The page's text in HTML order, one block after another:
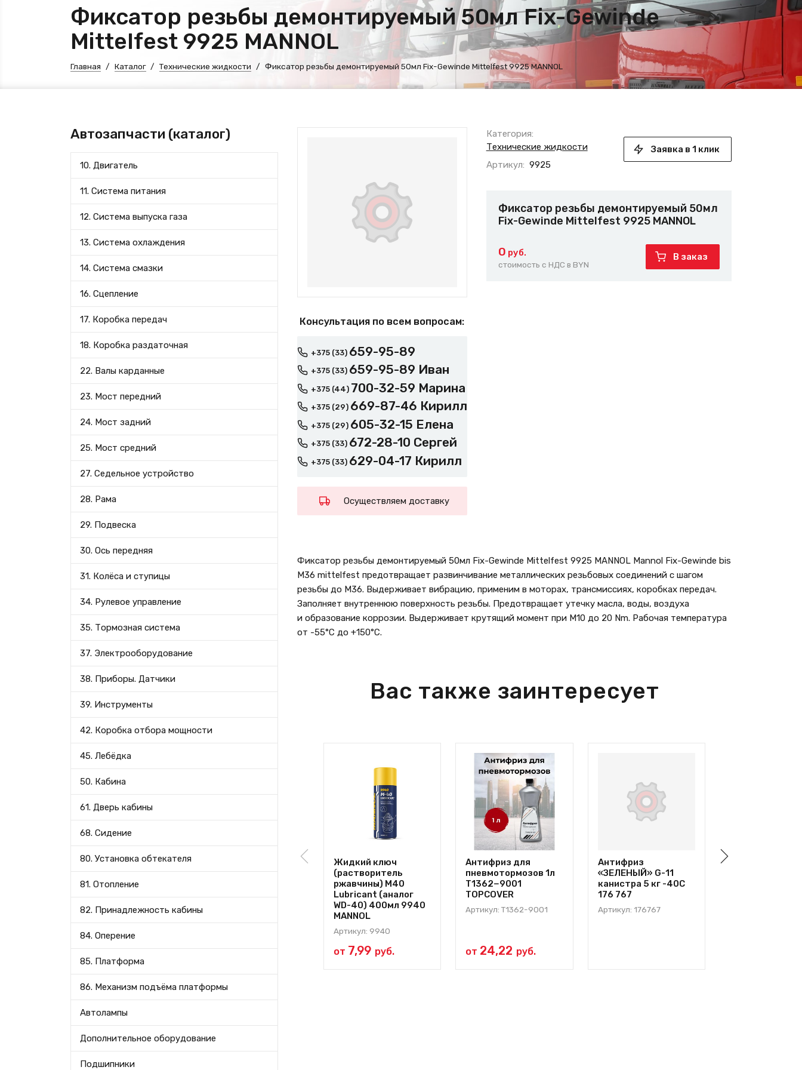
Фиксатор резьбы демонтируемый 50мл Fix-Gewinde
Mittelfest 9925 MANNOL
Главная Каталог Технические жидкости Фиксатор резьбы демонтируемый 50мл Fix-Gewinde Mittelfest 9925 MANNOL
Автозапчасти (каталог)
10. Двигатель
11. Система питания
12. Система выпуска газа
13. Система охлаждения
14. Система смазки
16. Сцепление
17. Коробка передач
18. Коробка раздаточная
22. Валы карданные
23. Мост передний
24. Мост задний
25. Мост средний
27. Седельное устройство
28. Рама
29. Подвеска
30. Ось передняя
31. Колёса и ступицы
34. Рулевое управление
35. Тормозная система
37. Электрооборудование
38. Приборы. Датчики
39. Инструменты
42. Коробка отбора мощности
45. Лебёдка
50. Кабина
61. Дверь кабины
68. Сидение
80. Установка обтекателя
81. Отопление
82. Принадлежность кабины
84. Оперение
85. Платформа
86. Механизм подъёма платформы
Автолампы
Дополнительное оборудование
Подшипники
Консультация по всем вопросам:
+375 (33) 659-95-89
+375 (33) 659-95-89 Иван
+375 (44) 700-32-59 Марина
+375 (29) 669-87-46 Кирилл
+375 (29) 605-32-15 Елена
+375 (33) 672-28-10 Сергей
+375 (33) 629-04-17 Кирилл
Осуществляем доставку
Категория:
Технические жидкости
Артикул: 9925
Заявка в 1 клик
Фиксатор резьбы демонтируемый 50мл
Fix-Gewinde Mittelfest 9925 MANNOL
0 руб.
стоимость с НДС в BYN
В заказ
Фиксатор резьбы демонтируемый 50мл Fix-Gewinde Mittelfest 9925 MANNOL Mannol Fix-Gewinde bis
M36 mittelfest предотвращает развинчивание металлических резьбовых соединений с шагом
резьбы до M36. Выдерживает вибрацию, применим в моторах, трансмиссиях, коробках передач.
Заполняет внутреннюю поверхность резьбы. Предотвращает утечку масла, воды, воздуха
и образование коррозии. Выдерживает крутящий момент при M10 до 20 Nm. Рабочая температура
от -55°C до +150°C.
Вас также заинтересует
Жидкий ключ
(растворитель
ржавчины) M40
Lubricant (аналог
WD-40) 400мл 9940
MANNOL
Артикул: 9940
от 7,99 руб.
Антифриз для
пневмотормозов 1л
Т1362−9001
TOPCOVER
Артикул: Т1362-9001
от 24,22 руб.
Антифриз
«ЗЕЛЕНЫЙ» G-11
канистра 5 кг -40C
176 767
Артикул: 176767